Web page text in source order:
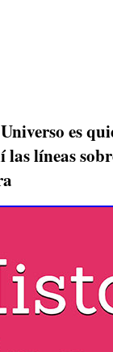
es
líneas